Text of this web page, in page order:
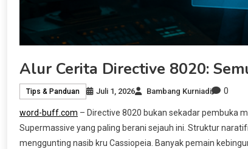
Alur Cerita Directive 8020:
Tips & Panduan Juli 1, 2026 Bambang Kurniadi 0
word-buff.com – Directive 8020 bukan sekadar pembuka
Supermassive yang paling berani sejauh ini. Struktur
menggunting nasib kru Cassiopeia. Banyak pemain